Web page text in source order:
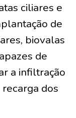
ciliares e
de
biovalas
de
a infiltração
dos